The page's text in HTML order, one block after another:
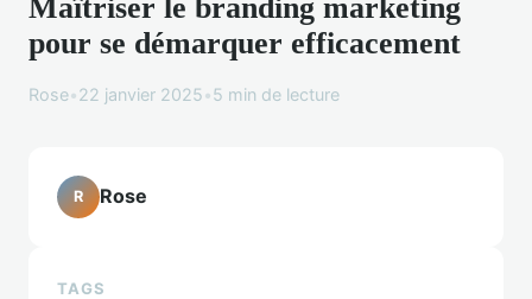
Maîtriser le branding marketing
pour se démarquer efficacement
Rose•22 janvier 2025•5 min de lecture
R Rose
TAGS